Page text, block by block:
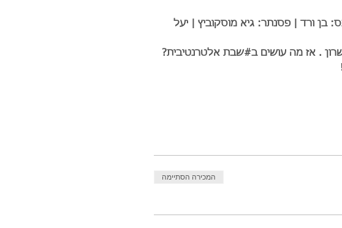
בן ורד | פסנתר: גיא מוסקוביץ | יעל
. אז מה עושים ב#שבת אלטרנטיבית?
המכירה הסתיימה